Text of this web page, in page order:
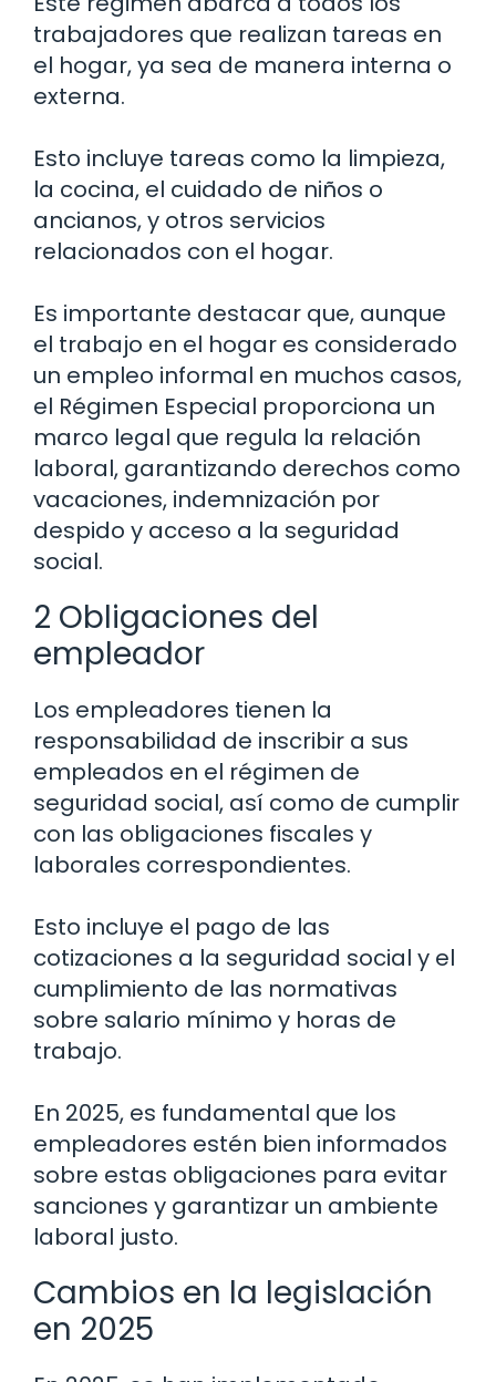
trabajadores que realizan tareas en
el hogar, ya sea de manera interna o
externa.
Esto incluye tareas como la limpieza,
la cocina, el cuidado de niños o
ancianos, y otros servicios
relacionados con el hogar.
Es importante destacar que, aunque
el trabajo en el hogar es considerado
un empleo informal en muchos casos,
el Régimen Especial proporciona un
marco legal que regula la relación
laboral, garantizando derechos como
vacaciones, indemnización por
despido y acceso a la seguridad
social.
2 Obligaciones del
empleador
Los empleadores tienen la
responsabilidad de inscribir a sus
empleados en el régimen de
seguridad social, así como de cumplir
con las obligaciones fiscales y
laborales correspondientes.
Esto incluye el pago de las
cotizaciones a la seguridad social y el
cumplimiento de las normativas
sobre salario mínimo y horas de
trabajo.
En 2025, es fundamental que los
empleadores estén bien informados
sobre estas obligaciones para evitar
sanciones y garantizar un ambiente
laboral justo.
Cambios en la legislación
en 2025